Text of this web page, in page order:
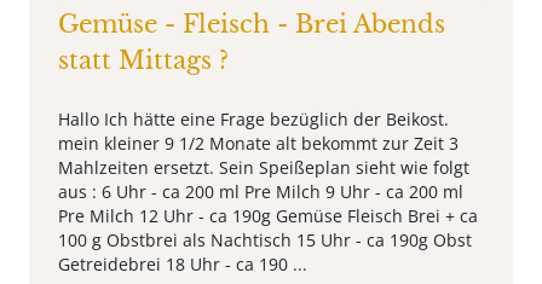
Gemüse - Fleisch - Brei Abends
statt Mittags ?
Hallo Ich hätte eine Frage bezüglich der Beikost.
mein kleiner 9 1/2 Monate alt bekommt zur Zeit 3
Mahlzeiten ersetzt. Sein Speißeplan sieht wie folgt
aus : 6 Uhr - ca 200 ml Pre Milch 9 Uhr - ca 200 ml
Pre Milch 12 Uhr - ca 190g Gemüse Fleisch Brei + ca
100 g Obstbrei als Nachtisch 15 Uhr - ca 190g Obst
Getreidebrei 18 Uhr - ca 190 ...